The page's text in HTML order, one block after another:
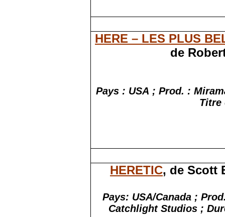
HERE – LES PLUS
de
Pays : USA ; Prod. :
HERETIC, de Scott
Pays: USA/Canada ;
Catchlight Studios ;